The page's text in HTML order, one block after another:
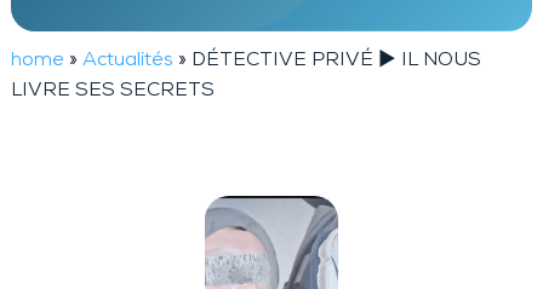
home » Actualités » DÉTECTIVE PRIVÉ ► IL NOUS
LIVRE SES SECRETS